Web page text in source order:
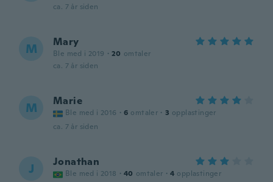
ca. 7 år siden
M Mary
Ble med i 2019 · 20 omtaler
ca. 7 år siden
M Marie
Ble med i 2016 · 6 omtaler · 3 opplastinger
ca. 7 år siden
J Jonathan
Ble med i 2018 · 40 omtaler · 4 opplastinger